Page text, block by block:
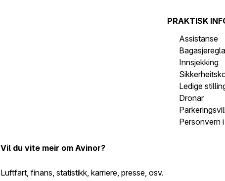
PRAKTISK
Assistanse
Innsjekking
Ledige
Dronar
Personvern
Vil du vite meir om Avinor?
Luftfart, finans, statistikk, karriere, presse, osv.